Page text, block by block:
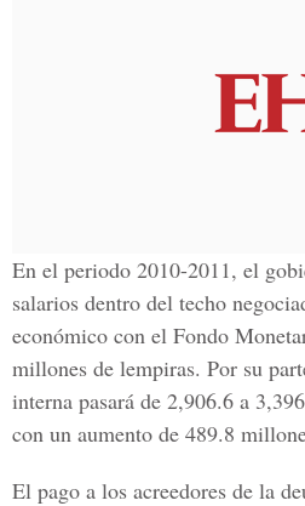
En el periodo 2010-2011, el
salarios dentro del techo
económico con el Fondo
millones de lempiras. Por su
interna pasará de 2,906.6 a
con un aumento de 489.8
El pago a los acreedores de la